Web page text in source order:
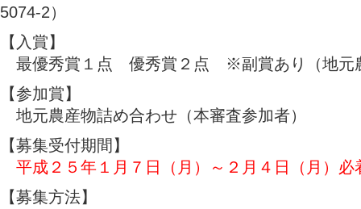
5074-2）
【入賞】
最優秀賞１点 優秀賞２点 ※副賞あり（地元
【参加賞】
地元農産物詰め合わせ（本審査参加者）
【募集受付期間】
平成２５年１月７日（月）～２月４日（月）必
【募集方法】